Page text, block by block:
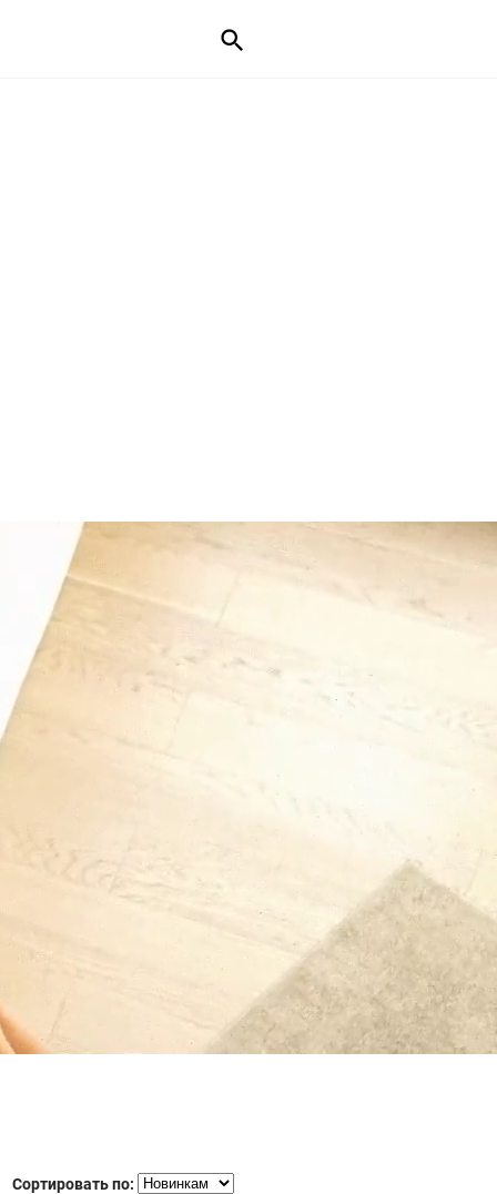
Сортировать по: